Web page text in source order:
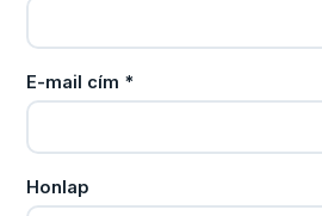
E-mail cím *
Honlap